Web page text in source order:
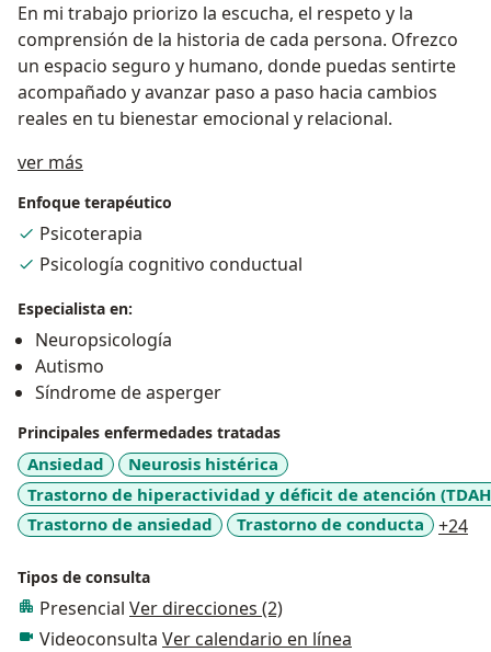
En mi trabajo priorizo la escucha, el respeto y la
comprensión de la historia de cada persona. Ofrezco
un espacio seguro y humano, donde puedas sentirte
acompañado y avanzar paso a paso hacia cambios
reales en tu bienestar emocional y relacional.
ver más
Enfoque terapéutico
Psicoterapia
Psicología cognitivo conductual
Especialista en:
Neuropsicología
Autismo
Síndrome de asperger
Principales enfermedades tratadas
Ansiedad
Neurosis histérica
Trastorno de hiperactividad y déficit de atención
Trastorno de ansiedad
Trastorno de conducta +24
Tipos de consulta
Presencial Ver direcciones (2)
Videoconsulta Ver calendario en línea